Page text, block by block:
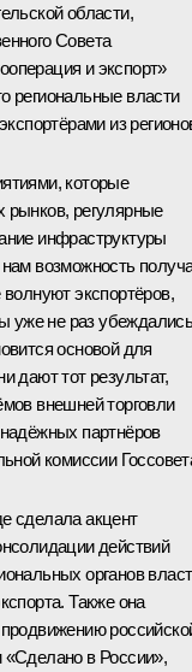
области,
Совета
и экспорт»
региональные власти
из
которые
рынков, регулярные
инфраструктуры
возможность
экспортёров,
уже не раз
основой для
дают тот результат,
внешней торговли
партнёров
комиссии
сделала акцент
действий
органов
Также она
в России»,